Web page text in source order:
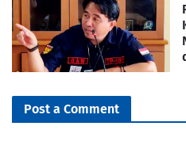
Post a Comment